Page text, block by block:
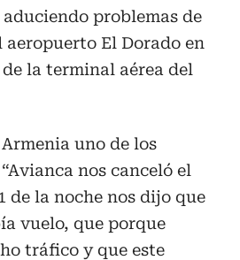
aduciendo problemas de
El Dorado en
la terminal aérea del
uno de los
nos canceló el
de la noche nos dijo que
vuelo, que porque
tráfico y que este